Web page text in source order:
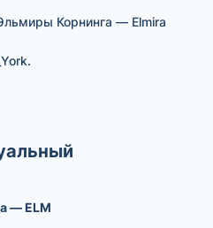
Корнинга — Elmira
— ELM